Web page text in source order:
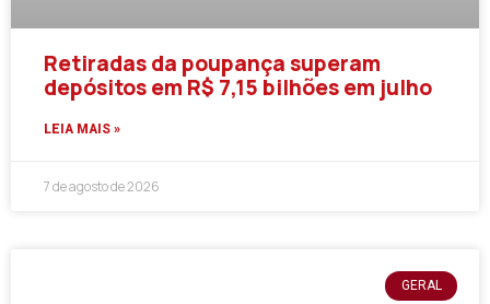
Retiradas da poupança superam
depósitos em R$ 7,15 bilhões em julho
LEIA MAIS »
7 de agosto de 2026
GERAL